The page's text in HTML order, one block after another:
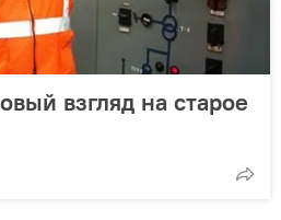
взгляд на старое